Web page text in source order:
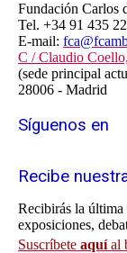
Fundación Carlos
Tel. +34 91 435
E-mail:
C / Claudio
(sede principal
28006 - Madrid
Síguenos en
Recibe
Recibirás la última
exposiciones,
Suscríbete aquíal